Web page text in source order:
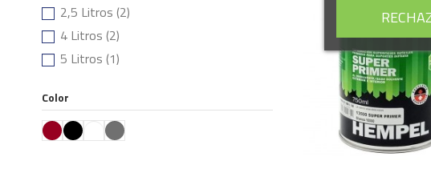
2,5 Litros (2)
4 Litros (2)
5 Litros (1)
Color